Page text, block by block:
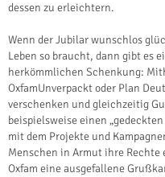
dessen zu erleichtern.
Wenn der Jubilar wunschlos
Leben so braucht, dann gibt es
herkömmlichen Schenkung:
OxfamUnverpackt oder Plan
verschenken und gleichzeitig
beispielsweise einen
mit dem Projekte und
Menschen in Armut ihre Rechte
Oxfam eine ausgefallene